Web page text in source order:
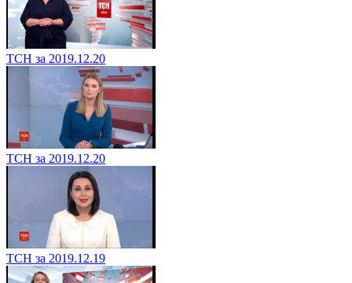
ТСН за 2019.12.20
ТСН за 2019.12.20
ТСН за 2019.12.19